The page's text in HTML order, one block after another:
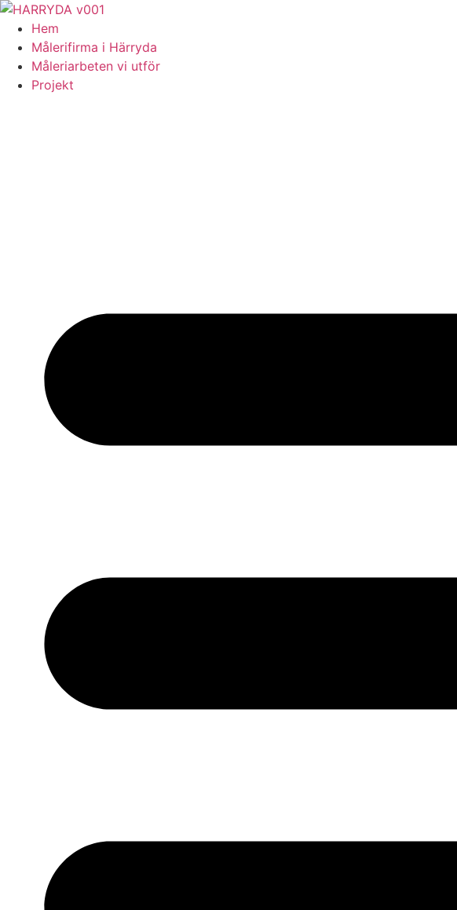
Skip
content
Hem
Målerifirma i Härryda
Måleriarbeten vi utför
Projekt